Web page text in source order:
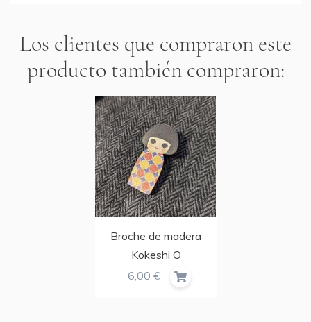
Los clientes que compraron este
producto también compraron:
Broche de madera
Kokeshi O
6,00 €